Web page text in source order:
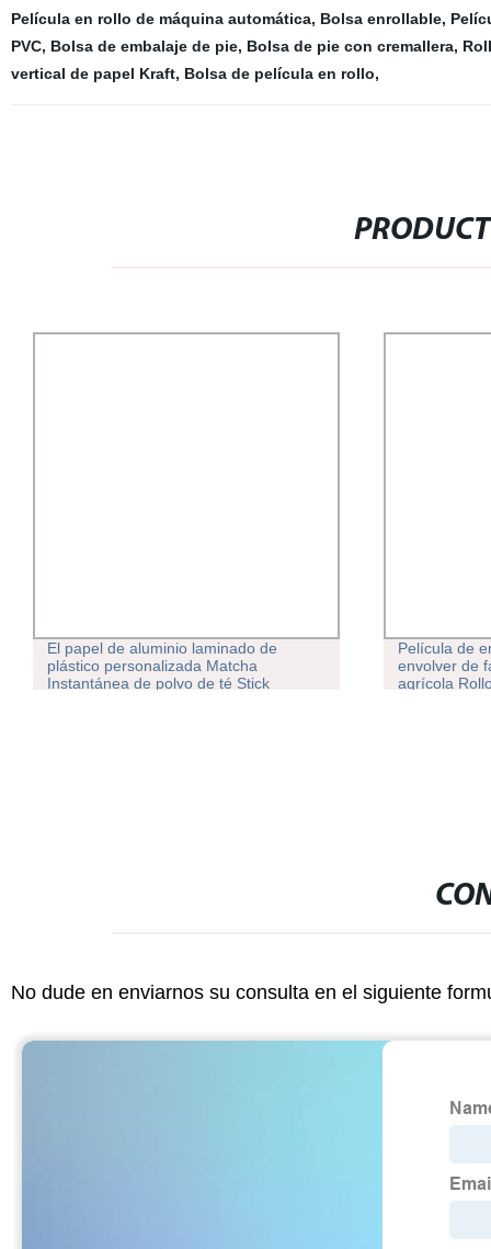
Película en rollo de máquina automática, Bolsa enrollable,
PVC, Bolsa de embalaje de pie, Bolsa de pie con cremallera,
vertical de papel Kraft, Bolsa de película en rollo,
El papel de aluminio laminado de
plástico personalizada Matcha
Instantánea de polvo de té Stick
Película de
envolver de
agrícola
No dude en enviarnos su consulta en el siguiente